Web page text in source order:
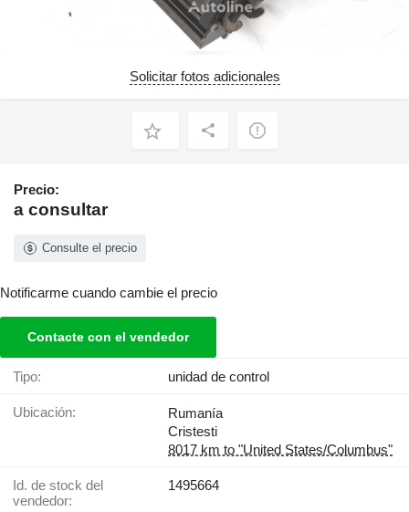
Solicitar fotos adicionales
Precio:
a consultar
Consulte el precio
Notificarme cuando cambie el precio
Contacte con el vendedor
Tipo: unidad de control
Ubicación:
Rumanía
Cristesti
8017 km to "United States/Columbus"
Id. de stock del
vendedor:
1495664